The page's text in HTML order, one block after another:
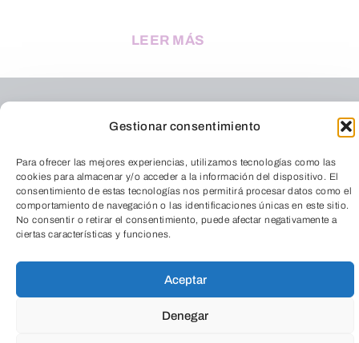
Gestionar consentimiento
Para ofrecer las mejores experiencias, utilizamos tecnologías como las
cookies para almacenar y/o acceder a la información del dispositivo. El
consentimiento de estas tecnologías nos permitirá procesar datos como el
comportamiento de navegación o las identificaciones únicas en este sitio.
No consentir o retirar el consentimiento, puede afectar negativamente a
ciertas características y funciones.
Aceptar
Denegar
LEER MÁS